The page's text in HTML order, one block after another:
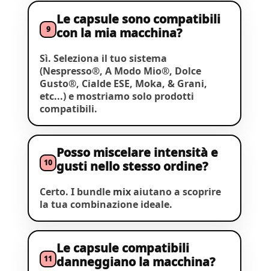
9
Le capsule sono compatibili
con la mia macchina?
Sì. Seleziona il tuo sistema
(Nespresso®, A Modo Mio®, Dolce
Gusto®, Cialde ESE, Moka, & Grani,
etc...) e mostriamo solo prodotti
compatibili.
10
Posso miscelare intensità e
gusti nello stesso ordine?
Certo. I bundle mixaiutano a scoprire
la tua combinazione ideale.
11
Le capsule compatibili
danneggiano la macchina?